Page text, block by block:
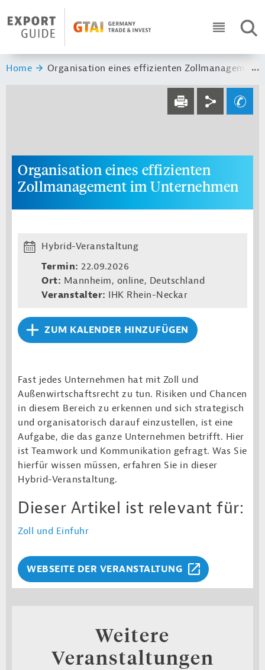
Header Logo
ICON
Sie sind hier:
Home Organisation eines effizienten Zollmanagement
Service navi
DRUCKEN
Social navi
Ihre Frage an
Organisation eines effizienten
Zollmanagement im Unternehmen
Hybrid-Veranstaltung
Termin: 22.09.2026
Ort: Mannheim, online, Deutschland
Veranstalter: IHK Rhein-Neckar
ZUM KALENDER HINZUFÜGEN
Fast jedes Unternehmen hat mit Zoll und
Außenwirtschaftsrecht zu tun. Risiken und Chancen
in diesem Bereich zu erkennen und sich strategisch
und organisatorisch darauf einzustellen, ist eine
Aufgabe, die das ganze Unternehmen betrifft. Hier
ist Teamwork und Kommunikation gefragt. Was Sie
hierfür wissen müssen, erfahren Sie in dieser
Hybrid-Veranstaltung.
Dieser Artikel ist relevant für:
Zoll und Einfuhr
WEBSEITE DER VERANSTALTUNG
Weitere
Veranstaltungen